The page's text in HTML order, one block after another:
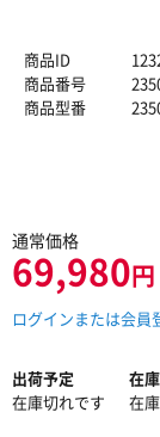
商品ID
商品番号
商品型番
通常価格
69,980円
ログインまたは会員
出荷予定
在庫切れです
在
在